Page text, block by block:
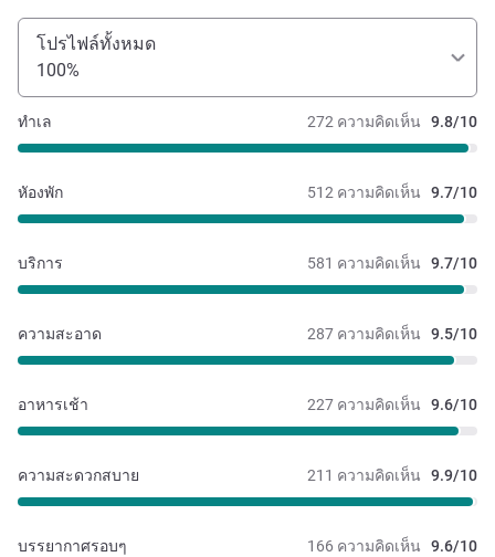
โปรไฟล์ทั้งหมด
100%
272 ความคิดเห็น 9.8/10
ทำเล
512 ความคิดเห็น 9.7/10
หัองพัก
581 ความคิดเห็น 9.7/10
บริการ
287 ความคิดเห็น 9.5/10
ความสะอาด
227 ความคิดเห็น 9.6/10
อาหารเช้า
211 ความคิดเห็น 9.9/10
ความสะดวกสบาย
166 ความคิดเห็น 9.6/10
บรรยากาศรอบๆ